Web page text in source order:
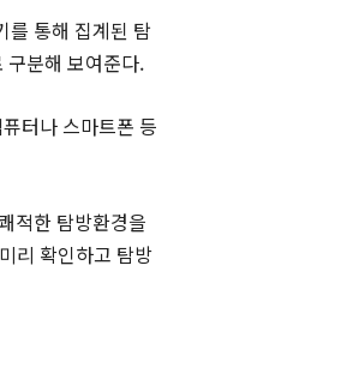
를 통해 집계된 탐
구분해 보여준다.
터나 스마트폰 등
적한 탐방환경을
리 확인하고 탐방